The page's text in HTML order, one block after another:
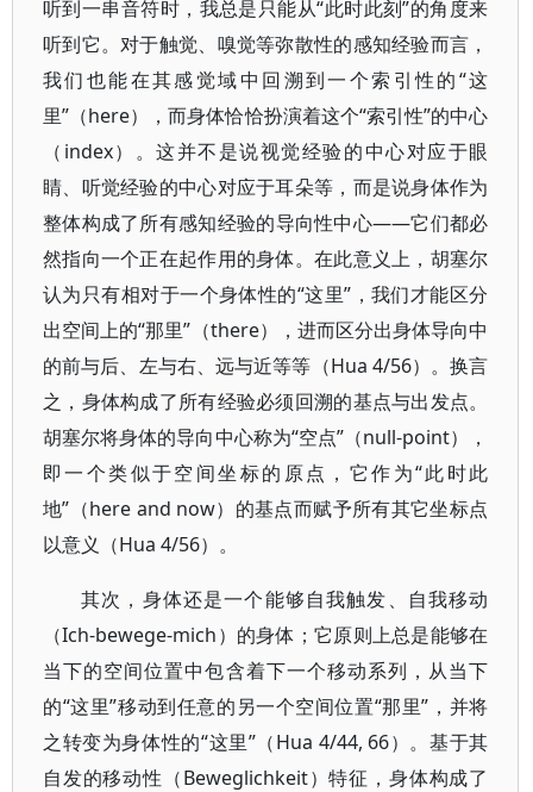
听到一串音符时，我总是只能从“此时此刻”的角度来
听到它。对于触觉、嗅觉等弥散性的感知经验而言，
我们也能在其感觉域中回溯到一个索引性的“这
里”（here），而身体恰恰扮演着这个“索引性”的中心
（index）。这并不是说视觉经验的中心对应于眼
睛、听觉经验的中心对应于耳朵等，而是说身体作为
整体构成了所有感知经验的导向性中心——它们都必
然指向一个正在起作用的身体。在此意义上，胡塞尔
认为只有相对于一个身体性的“这里”，我们才能区分
出空间上的“那里”（there），进而区分出身体导向中
的前与后、左与右、远与近等等（Hua 4/56）。换言
之，身体构成了所有经验必须回溯的基点与出发点。
胡塞尔将身体的导向中心称为“空点”（null-point），
即一个类似于空间坐标的原点，它作为“此时此
地”（here and now）的基点而赋予所有其它坐标点
以意义（Hua 4/56）。
其次，身体还是一个能够自我触发、自我移动
（Ich-bewege-mich）的身体；它原则上总是能够在
当下的空间位置中包含着下一个移动系列，从当下
的“这里”移动到任意的另一个空间位置“那里”，并将
之转变为身体性的“这里”（Hua 4/44, 66）。基于其
自发的移动性（Beweglichkeit）特征，身体构成了